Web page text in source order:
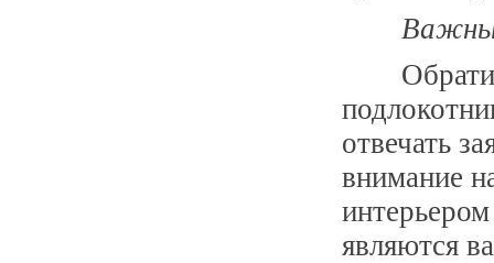
отвечать
внимание
являются